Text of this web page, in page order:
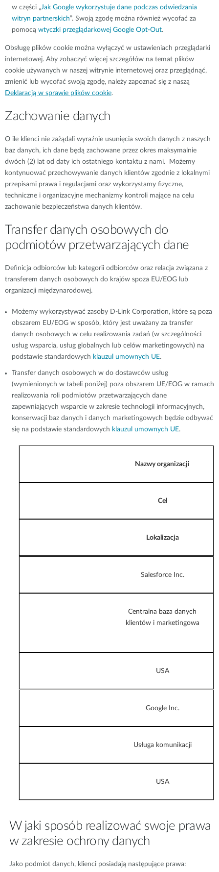
w części „Jak Google wykorzystuje dane podczas odwiedzania
witryn partnerskich”. Swoją zgodę można również wycofać za
pomocą wtyczki przeglądarkowej Google Opt-Out.
Obsługę plików cookie można wyłączyć w ustawieniach przeglądarki
internetowej. Aby zobaczyć więcej szczegółów na temat plików
cookie używanych w naszej witrynie internetowej oraz przeglądnąć,
zmienić lub wycofać swoją zgodę, należy zapoznać się z naszą
Deklaracją w sprawie plików cookie.
Zachowanie danych
O ile klienci nie zażądali wyraźnie usunięcia swoich danych z naszych
baz danych, ich dane będą zachowane przez okres maksymalnie
dwóch (2) lat od daty ich ostatniego kontaktu z nami. Możemy
kontynuować przechowywanie danych klientów zgodnie z lokalnymi
przepisami prawa i regulacjami oraz wykorzystamy fizyczne,
techniczne i organizacyjne mechanizmy kontroli mające na celu
zachowanie bezpieczeństwa danych klientów.
Transfer danych osobowych do
podmiotów przetwarzających dane
Definicja odbiorców lub kategorii odbiorców oraz relacja związana z
transferem danych osobowych do krajów spoza EU/EOG lub
organizacji międzynarodowej.
Możemy wykorzystywać zasoby D-Link Corporation, które są poza
obszarem EU/EOG w sposób, który jest uważany za transfer
danych osobowych w celu realizowania zadań (w szczególności
usług wsparcia, usług globalnych lub celów marketingowych) na
podstawie standardowych klauzul umownych UE.
Transfer danych osobowych w do dostawców usług
(wymienionych w tabeli poniżej) poza obszarem UE/EOG w ramach
realizowania roli podmiotów przetwarzających dane
zapewniających wsparcie w zakresie technologii informacyjnych,
konserwacji baz danych i danych marketingowych będzie odbywać
się na podstawie standardowych klauzul umownych UE.
Nazwy organizacji
Cel
Lokalizacja
Salesforce Inc.
Centralna baza danych
klientów i marketingowa
USA
Google Inc.
Usługa komunikacji
USA
W jaki sposób realizować swoje prawa
w zakresie ochrony danych
Jako podmiot danych, klienci posiadają następujące prawa: